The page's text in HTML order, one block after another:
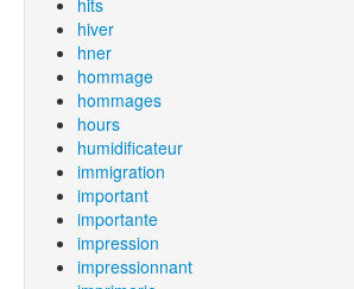
hits
hiver
hner
hommage
hommages
hours
humidificateur
immigration
important
importante
impression
impressionnant